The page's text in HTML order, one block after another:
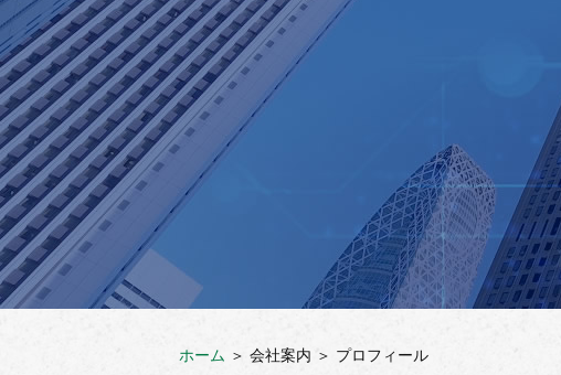
ホーム ＞ 会社案内 ＞ プロフィール